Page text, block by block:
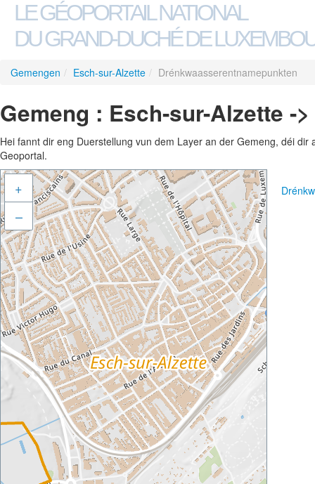
LE GÉOPORTAIL NATIONAL
DU GRAND-DUCHÉ DE
Gemengen / Esch-sur-Alzette / Drénkwaasserentnamepunkten
Gemeng : Esch-sur-Alzette -
Hei fannt dir eng Duerstellung vun dem Layer an der Gemeng, déi
Geoportal.
+
–